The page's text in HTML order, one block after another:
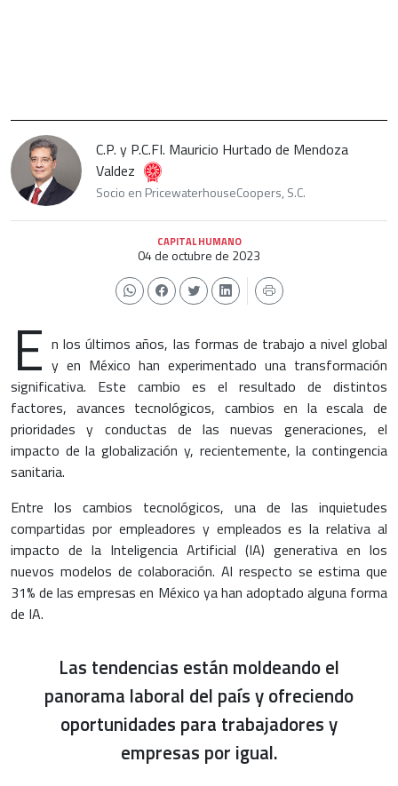
C.P. y P.C.FI. Mauricio Hurtado de Mendoza
Valdez
Socio en PricewaterhouseCoopers, S.C.
CAPITAL HUMANO
04 de octubre de 2023
E n los últimos años, las formas de trabajo a nivel global
y en México han experimentado una transformación
significativa. Este cambio es el resultado de distintos
factores, avances tecnológicos, cambios en la escala de
prioridades y conductas de las nuevas generaciones, el
impacto de la globalización y, recientemente, la contingencia
sanitaria.
Entre los cambios tecnológicos, una de las inquietudes
compartidas por empleadores y empleados es la relativa al
impacto de la Inteligencia Artificial (IA) generativa en los
nuevos modelos de colaboración. Al respecto se estima que
31% de las empresas en México ya han adoptado alguna forma
de IA.
Las tendencias están moldeando el
panorama laboral del país y ofreciendo
oportunidades para trabajadores y
empresas por igual.